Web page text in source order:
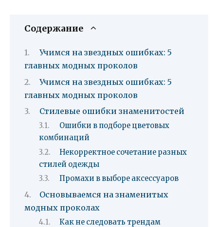
Содержание
Учимся на звездных ошибках: 5
главных модных проколов
Учимся на звездных ошибках: 5
главных модных проколов
Стилевые ошибки знаменитостей
Ошибки в подборе цветовых
комбинаций
Некорректное сочетание разных
стилей одежды
Промахи в выборе аксессуаров
Основываемся на знаменитых
модных проколах
Как не следовать трендам